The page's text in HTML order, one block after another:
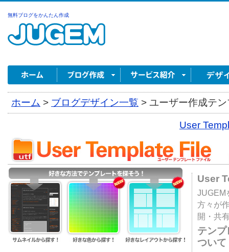
無料ブログをかんたん作成
ホーム > ブログデザイン一覧 > ユーザー作成テ
User
User
JUGEM
方々が
開・共
テン
ついて